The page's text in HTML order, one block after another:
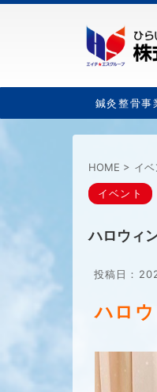
鍼灸整骨事
HOME > イベ
イベント
ハロウィ
投稿日：
ハロ